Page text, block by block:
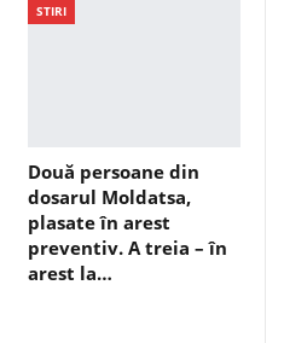
STIRI
Două persoane din
dosarul Moldatsa,
plasate în arest
preventiv. A treia – în
arest la…